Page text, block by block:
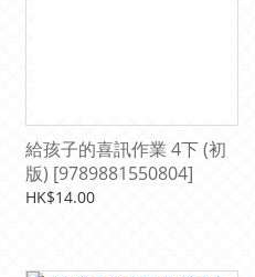
給孩子的喜訊作業 4下 (初
版) [9789881550804]
HK$14.00